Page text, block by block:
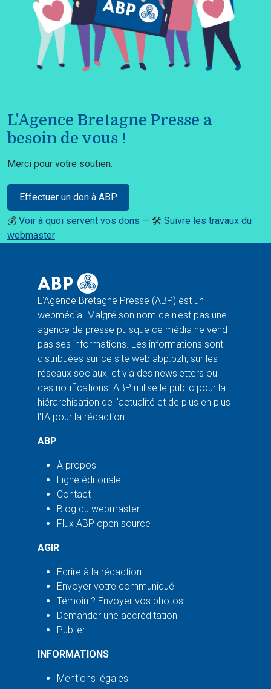
L'Agence Bretagne Presse a
besoin de vous !
Merci pour votre soutien.
Effectuer un don à ABP
💰 Voir à quoi servent vos dons — 🛠️ Suivre les travaux du
webmaster
L'Agence Bretagne Presse (ABP) est un
webmédia. Malgré son nom ce n'est pas une
agence de presse puisque ce média ne vend
pas ses informations. Les informations sont
distribuées sur ce site web abp.bzh, sur les
réseaux sociaux, et via des newsletters ou
des notifications. ABP utilise le public pour la
hiérarchisation de l'actualité et de plus en plus
l'IA pour la rédaction.
ABP
À propos
Ligne éditoriale
Contact
Blog du webmaster
Flux ABP open source
AGIR
Écrire à la rédaction
Envoyer votre communiqué
Témoin ? Envoyer vos photos
Demander une accréditation
Publier
INFORMATIONS
Mentions légales